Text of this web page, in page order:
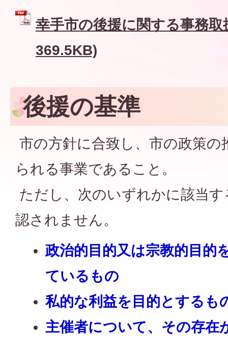
幸手市の後援に関する事務
369.5KB)
後援の基準
市の方針に合致し、市の政策
られる事業であること。
ただし、次のいずれかに該当
認されません。
政治的目的又は宗教的目的
ているもの
私的な利益を目的とするも
主催者について、その存在